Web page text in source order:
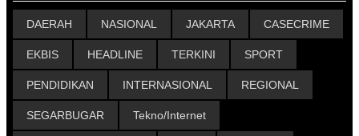
DAERAH NASIONAL JAKARTA CASECRIME
EKBIS HEADLINE TERKINI SPORT
PENDIDIKAN INTERNASIONAL REGIONAL
SEGARBUGAR Tekno/Internet